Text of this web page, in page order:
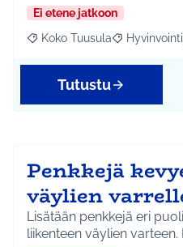
Ei etene jatkoon
Rajaa tulokset aihepiirin
Koko Tuusula Rajaa
Tutustu
Penkkejä
väylien
Lisätään penkkejä eri
liikenteen väylien